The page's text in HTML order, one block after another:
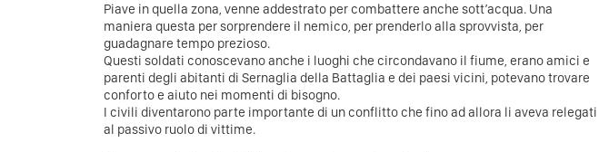
Piave in quella zona, venne addestrato per combattere anche sott’acqua. Una
maniera questa per sorprendere il nemico, per prenderlo alla sprovvista, per
guadagnare tempo prezioso.
Questi soldati conoscevano anche i luoghi che circondavano il fiume, erano amici e
parenti degli abitanti di Sernaglia della Battaglia e dei paesi vicini, potevano trovare
conforto e aiuto nei momenti di bisogno.
I civili diventarono parte importante di un conflitto che fino ad allora li aveva relegati
al passivo ruolo di vittime.